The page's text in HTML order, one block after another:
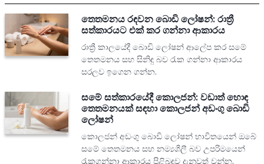
තෙතමනය රඳවන බොඩි ලෝෂන්: රාත්‍රී
සත්කාරයට එක් කර ගන්නා ආකාරය
රාත්‍රී කාලයේදී බොඩි ලෝෂන් ආලේප කර සමේ
තෙතමනය සහ සිනිඳු බව රැක ගන්නා ආකාරය
සරලව ඉගෙන ගන්න.
සමේ සත්කාරයේදී කොලජන්: වඩාත් හොඳ
තෙතමනයක් සඳහා කොලජන් අඩංගු බොඩි
ලෝෂන්
කොලජන් අඩංගු බොඩි ලෝෂන් භාවිතයෙන් ඔබේ
සමේ තෙතමනය සහ නම්‍යශීලී බව උපරිමයෙන්
රැකගන්නා ආකාරය පිළිබඳව දැනුවත් වන්න.